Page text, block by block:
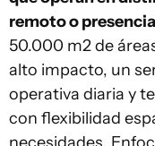
remoto o
50.000 m2 de
alto impacto, un
operativa diaria y
con flexibilidad